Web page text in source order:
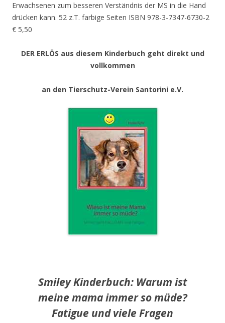
Erwachsenen zum besseren Verständnis der MS in die Hand
drücken kann. 52 z.T. farbige Seiten ISBN 978-3-7347-6730-2
€ 5,50
DER ERLÖS aus diesem Kinderbuch geht direkt und
vollkommen
an den Tierschutz-Verein Santorini e.V.
Smiley Kinderbuch: Warum ist
meine mama immer so müde?
Fatigue und viele Fragen